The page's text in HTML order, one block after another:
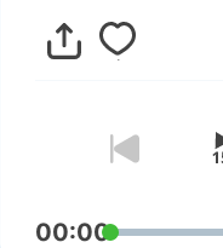
00:00